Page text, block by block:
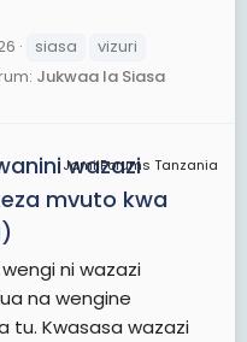
siasa
vizuri
Jukwaa la Siasa
JamiiForums Tanzania
wazazi
mvuto kwa
ni wazazi
na wengine
tu. Kwasasa wazazi